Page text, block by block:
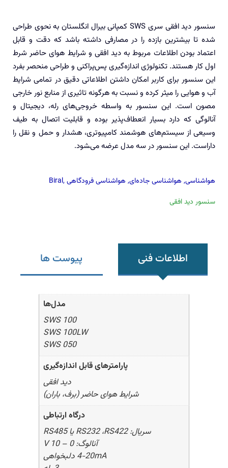
سنسور دید افقی سری SWS کمپانی بیرال انگلستان به نحوی طراحی
شده تا بیشترین بازده را در مصارفی داشته باشد که دقت و قابل
اعتماد بودن اطلاعات مربوط به دید افقی و شرایط هوای حاضر شرط
اول کار هستند. تکنولوژی اندازه‌گیری پس‌پراکنی و طراحی منحصر بفرد
این سنسور برای کاربر امکان داشتن اطلاعاتی دقیق در تمامی شرایط
آب و هوایی را میثر کرده و نسبت به هرگونه تاثیری از منابع نور خارجی
مصون است. این سنسور به واسطه خروجی‌های رله، دیجیتال و
آنالوگی که دارد بسیار انعطاف‌پذیر بوده و قابلیت اتصال به طیف
وسیعی از سیستم‌های هوشمند کامپیوتری، هشدار و حمل و نقل را
داراست. این سنسور در سه مدل عرضه می‌‍شود.
Biral, هواشناسی, هواشناسی جاده‌ای, هواشناسی فرودگاهی
سنسور دید افقی
اطلاعات فنی پیوست ها
مدل‌ها
SWS 100
SWS 100LW
SWS 050
پارامترهای قابل اندازه‌گیری
دید افقی
شرایط هوای حاضر (برف، باران)
درگاه ارتباطی
سریال: RS232 ،RS422 یا RS485
آنالوگ: 0 – 10 V
4-20mA دلبخواهی